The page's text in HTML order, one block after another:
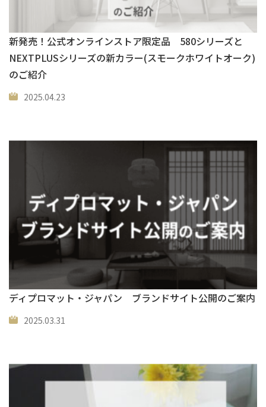
新発売！公式オンラインストア限定品 580シリーズと
NEXTPLUSシリーズの新カラー(スモークホワイトオーク)
のご紹介
2025.04.23
ディプロマット・ジャパン ブランドサイト公開のご案内
2025.03.31